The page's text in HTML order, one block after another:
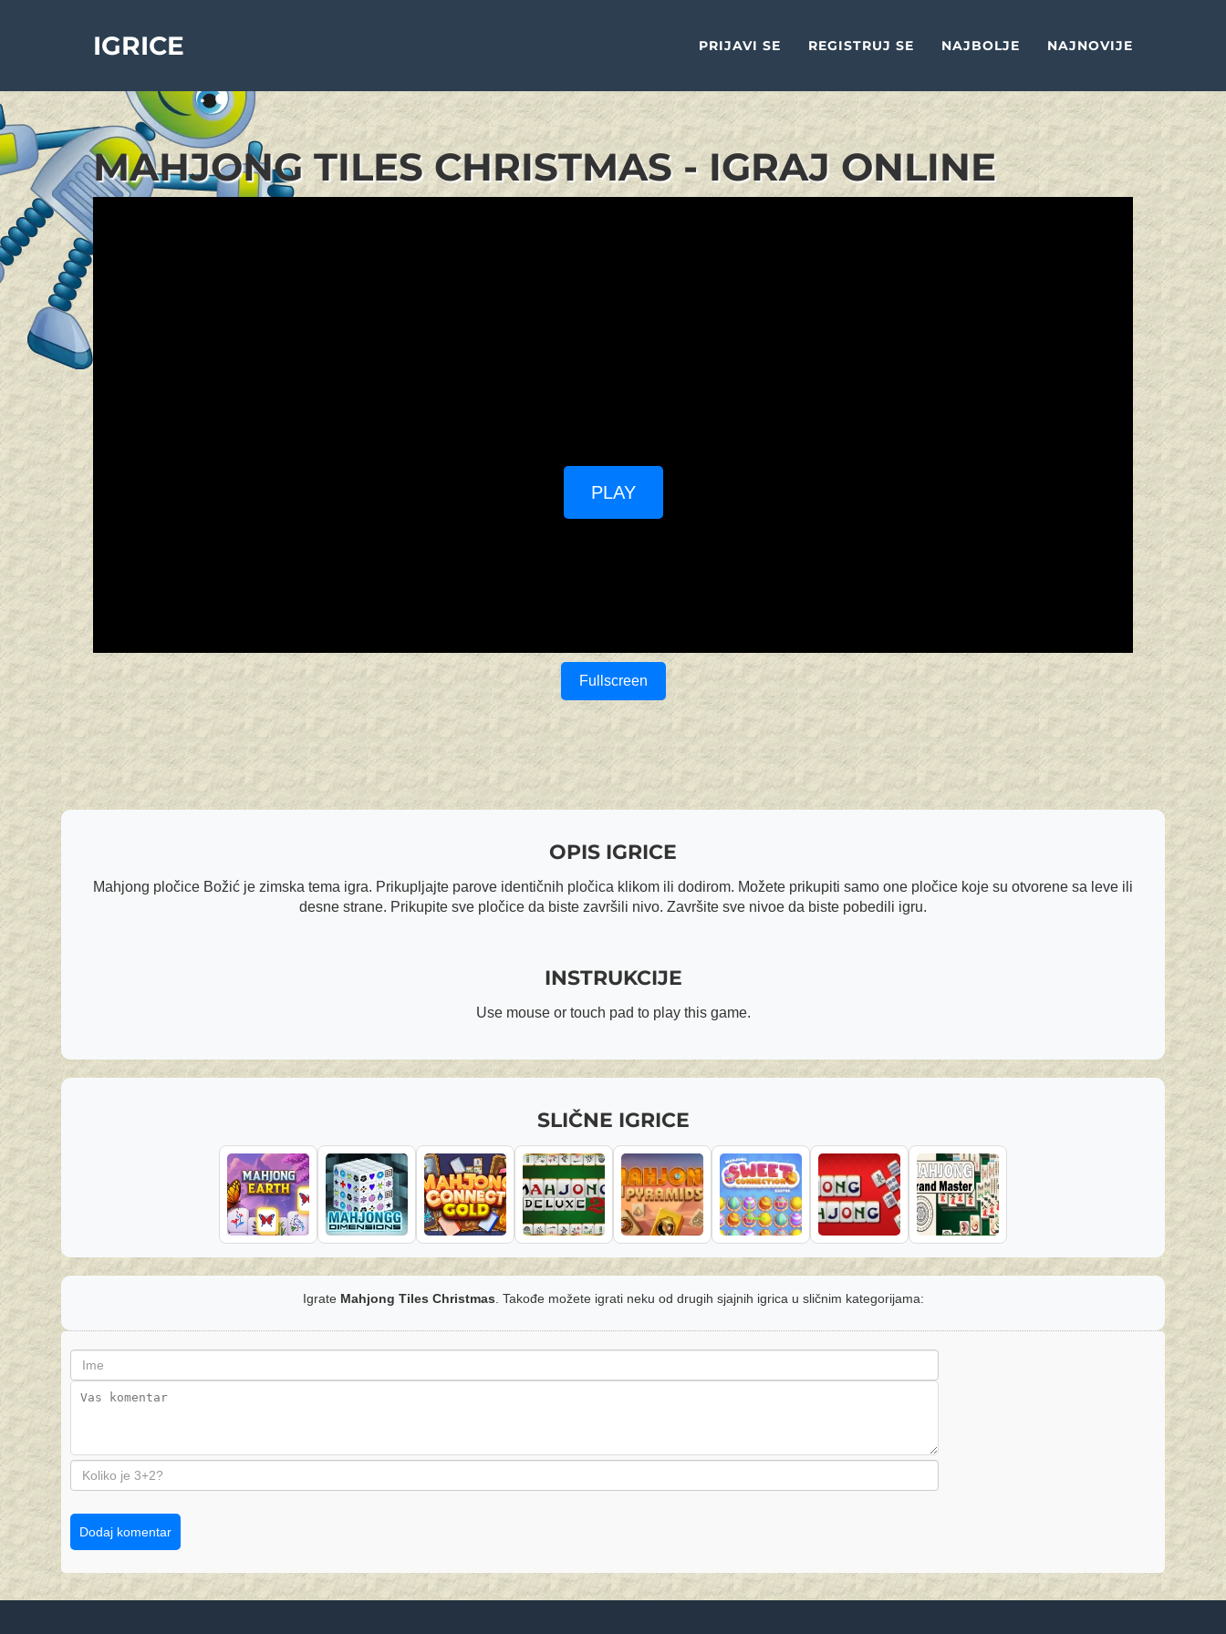
IGRICE PRIJAVI SE REGISTRUJ SE NAJBOLJE NAJNOVIJE
MAHJONG TILES CHRISTMAS - IGRAJ ONLINE
PLAY
Fullscreen
OPIS IGRICE
Mahjong pločice Božić je zimska tema igra. Prikupljajte parove identičnih pločica klikom ili dodirom. Možete prikupiti samo one pločice koje su otvorene sa leve ili
desne strane. Prikupite sve pločice da biste završili nivo. Završite sve nivoe da biste pobedili igru.
INSTRUKCIJE
Use mouse or touch pad to play this game.
SLIČNE IGRICE
Igrate Mahjong Tiles Christmas . Takođe možete igrati neku od drugih sjajnih igrica u sličnim kategorijama:
Dodaj komentar